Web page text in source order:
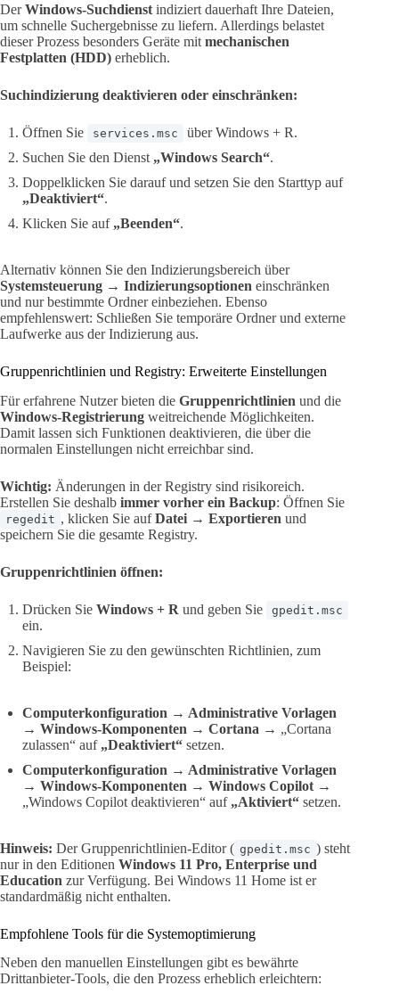
DerWindows-Suchdienst indiziert dauerhaft Ihre Dateien,
um schnelle Suchergebnisse zu liefern. Allerdings belastet
dieser Prozess besonders Geräte mit mechanischen
Festplatten (HDD) erheblich.
Suchindizierung deaktivieren oder einschränken:
Öffnen Sie services.msc
über Windows + R.
Suchen Sie den Dienst „Windows Search“.
Doppelklicken Sie darauf und setzen Sie den Starttyp auf
„Deaktiviert“.
Klicken Sie auf „Beenden“.
Alternativ können Sie den Indizierungsbereich über
Systemsteuerung → Indizierungsoptionen einschränken
und nur bestimmte Ordner einbeziehen. Ebenso
empfehlenswert: Schließen Sie temporäre Ordner und externe
Laufwerke aus der Indizierung aus.
Gruppenrichtlinien und Registry: Erweiterte Einstellungen
Für erfahrene Nutzer bieten die Gruppenrichtlinien und die
Windows-Registrierung weitreichende Möglichkeiten.
Damit lassen sich Funktionen deaktivieren, die über die
normalen Einstellungen nicht erreichbar sind.
Wichtig: Änderungen in der Registry sind risikoreich.
Erstellen Sie deshalb immer vorher ein Backup: Öffnen Sie
regedit , klicken Sie aufDatei → Exportieren und
speichern Sie die gesamte Registry.
Gruppenrichtlinien öffnen:
Drücken Sie Windows + R und geben Sie gpedit.msc
ein.
Navigieren Sie zu den gewünschten Richtlinien, zum
Beispiel:
Computerkonfiguration → Administrative Vorlagen
→ Windows-Komponenten → Cortana → „Cortana
zulassen“ auf „Deaktiviert“ setzen.
Computerkonfiguration → Administrative Vorlagen
→ Windows-Komponenten → Windows Copilot →
„Windows Copilot deaktivieren“ auf „Aktiviert“ setzen.
Hinweis: Der Gruppenrichtlinien-Editor ( gpedit.msc ) steht
nur in den Editionen Windows 11 Pro, Enterprise und
Education zur Verfügung. Bei Windows 11 Home ist er
standardmäßig nicht enthalten.
Empfohlene Tools für die Systemoptimierung
Neben den manuellen Einstellungen gibt es bewährte
Drittanbieter-Tools, die den Prozess erheblich erleichtern: